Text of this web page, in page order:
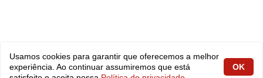
Usamos cookies para garantir que oferecemos a melhor
experiência. Ao continuar assumiremos que está
OK